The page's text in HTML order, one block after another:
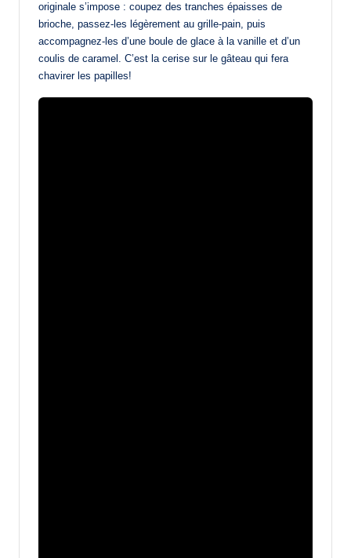
originale s’impose : coupez des tranches épaisses de
brioche, passez-les légèrement au grille-pain, puis
accompagnez-les d’une boule de glace à la vanille et d’un
coulis de caramel. C’est la cerise sur le gâteau qui fera
chavirer les papilles!